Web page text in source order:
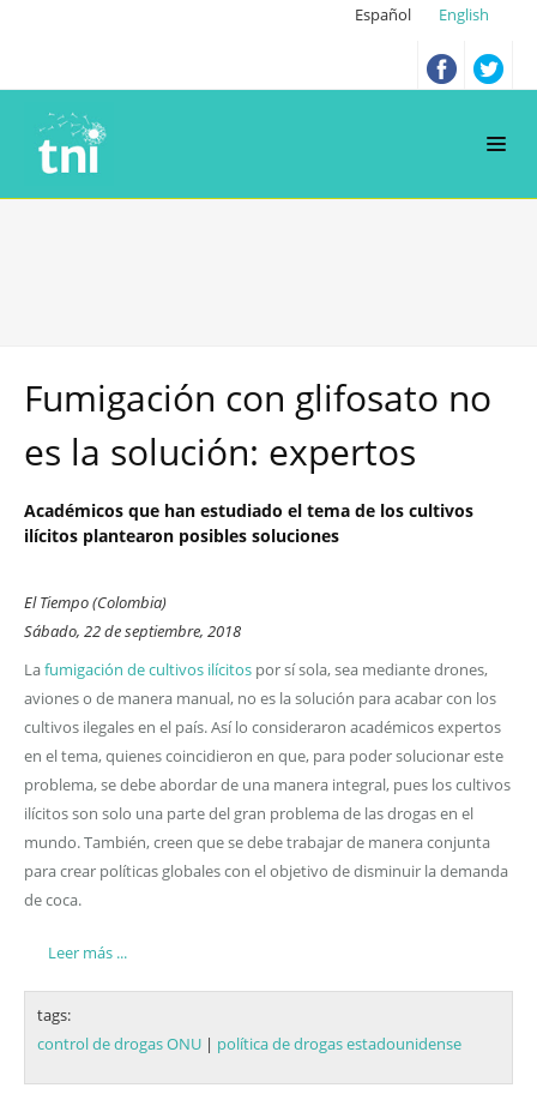
Español English
Fumigación con glifosato no
es la solución: expertos
Académicos que han estudiado el tema de los cultivos
ilícitos plantearon posibles soluciones
El Tiempo (Colombia)
Sábado, 22 de septiembre, 2018
Lafumigación de cultivos ilícitos por sí sola, sea mediante drones,
aviones o de manera manual, no es la solución para acabar con los
cultivos ilegales en el país. Así lo consideraron académicos expertos
en el tema, quienes coincidieron en que, para poder solucionar este
problema, se debe abordar de una manera integral, pues los cultivos
ilícitos son solo una parte del gran problema de las drogas en el
mundo. También, creen que se debe trabajar de manera conjunta
para crear políticas globales con el objetivo de disminuir la demanda
de coca.
Leer más ...
tags:
control de drogas ONU | política de drogas estadounidense